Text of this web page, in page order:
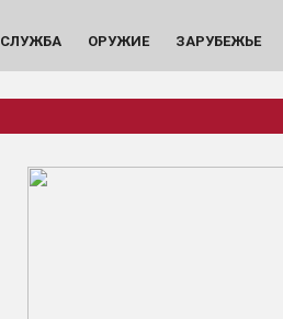
СЛУЖБА ОРУЖИЕ ЗАРУБЕЖЬЕ